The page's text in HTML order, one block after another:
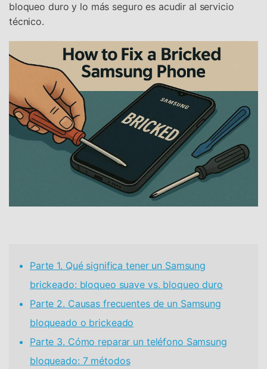
bloqueo duro y lo más seguro es acudir al servicio
técnico.
Parte 1. Qué significa tener un Samsung
brickeado: bloqueo suave vs. bloqueo duro
Parte 2. Causas frecuentes de un Samsung
bloqueado o brickeado
Parte 3. Cómo reparar un teléfono Samsung
bloqueado: 7 métodos